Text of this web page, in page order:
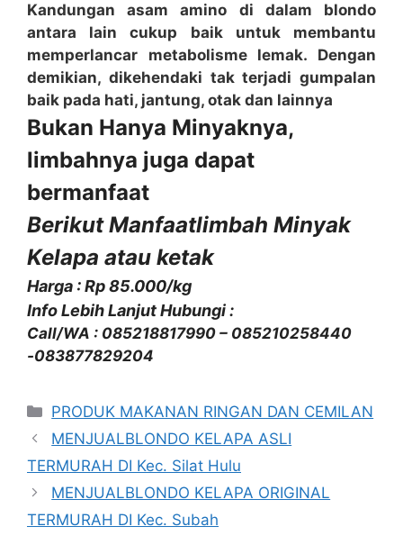
Kandungan asam amino di dalam blondo
antara lain cukup baik untuk membantu
memperlancar metabolisme lemak. Dengan
demikian, dikehendaki tak terjadi gumpalan
baik pada hati, jantung, otak dan lainnya
Bukan Hanya Minyaknya,
limbahnya juga dapat
bermanfaat
Berikut Manfaatlimbah Minyak
Kelapa atau ketak
Harga : Rp 85.000/kg
Info Lebih Lanjut Hubungi :
Call/WA : 085218817990 – 085210258440
-083877829204
Kategori
PRODUK MAKANAN RINGAN DAN CEMILAN
MENJUALBLONDO KELAPA ASLI
TERMURAH DI Kec. Silat Hulu
MENJUALBLONDO KELAPA ORIGINAL
TERMURAH DI Kec. Subah